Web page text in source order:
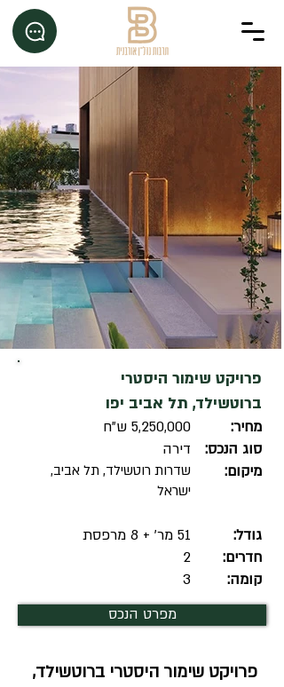
פרויקט שימור היסטרי
ברוטשילד, תל אביב יפו
5,250,000 ש"ח
דירה
שדרות רוטשילד, תל אביב,
ישראל
מחיר:
סוג הנכס:
מיקום:
51 מר' + 8 מרפסת
2
3
גודל:
חדרים:
קומה:
מפרט הנכס
פרויקט שימור היסטרי ברוטשילד,